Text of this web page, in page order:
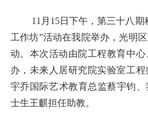
11月15日下午，第三十八
工作坊”活动在我院举办，光明
动。本次活动由院工程教育中
办，未来人居研究院实验室工程
宇乔国际艺术教育总监蔡宇钧
士生王麒担任助教。